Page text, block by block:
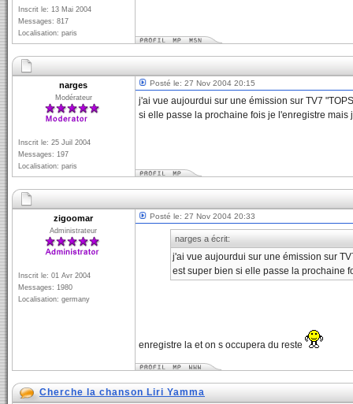
Inscrit le: 13 Mai 2004
Messages: 817
Localisation: paris
narges
Modérateur
Inscrit le: 25 Juil 2004
Messages: 197
Localisation: paris
Posté le: 27 Nov 2004 20:15
j'ai vue aujourdui sur une émission sur TV7
si elle passe la prochaine fois je l'enregistre
zigoomar
Administrateur
Inscrit le: 01 Avr 2004
Messages: 1980
Localisation: germany
Posté le: 27 Nov 2004 20:33
narges a écrit:
j'ai vue aujourdui sur une émission sur
est super bien si elle passe la prochaine
enregistre la et on s occupera du reste
Cherche la chanson Liri Yamma